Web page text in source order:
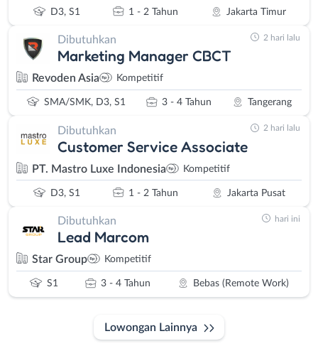
D3, S1 1 - 2 Tahun Jakarta Timur
Dibutuhkan
Marketing Manager CBCT
Revoden Asia Kompetitif
SMA/SMK, D3, S1 3 - 4 Tahun Tangerang
2 hari lalu
Dibutuhkan
Customer Service Associate
PT. Mastro Luxe Indonesia Kompetitif
D3, S1 1 - 2 Tahun Jakarta Pusat
2 hari lalu
Dibutuhkan
Lead Marcom
Star Group Kompetitif
S1 3 - 4 Tahun Bebas (Remote Work)
hari ini
Lowongan Lainnya